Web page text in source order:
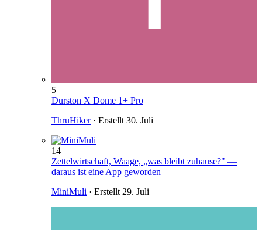
5
Durston X Dome 1+ Pro
ThruHiker· Erstellt 30. Juli
14
Zettelwirtschaft, Waage, „was bleibt zuhause?" —
daraus ist eine App geworden
MiniMuli · Erstellt 29. Juli